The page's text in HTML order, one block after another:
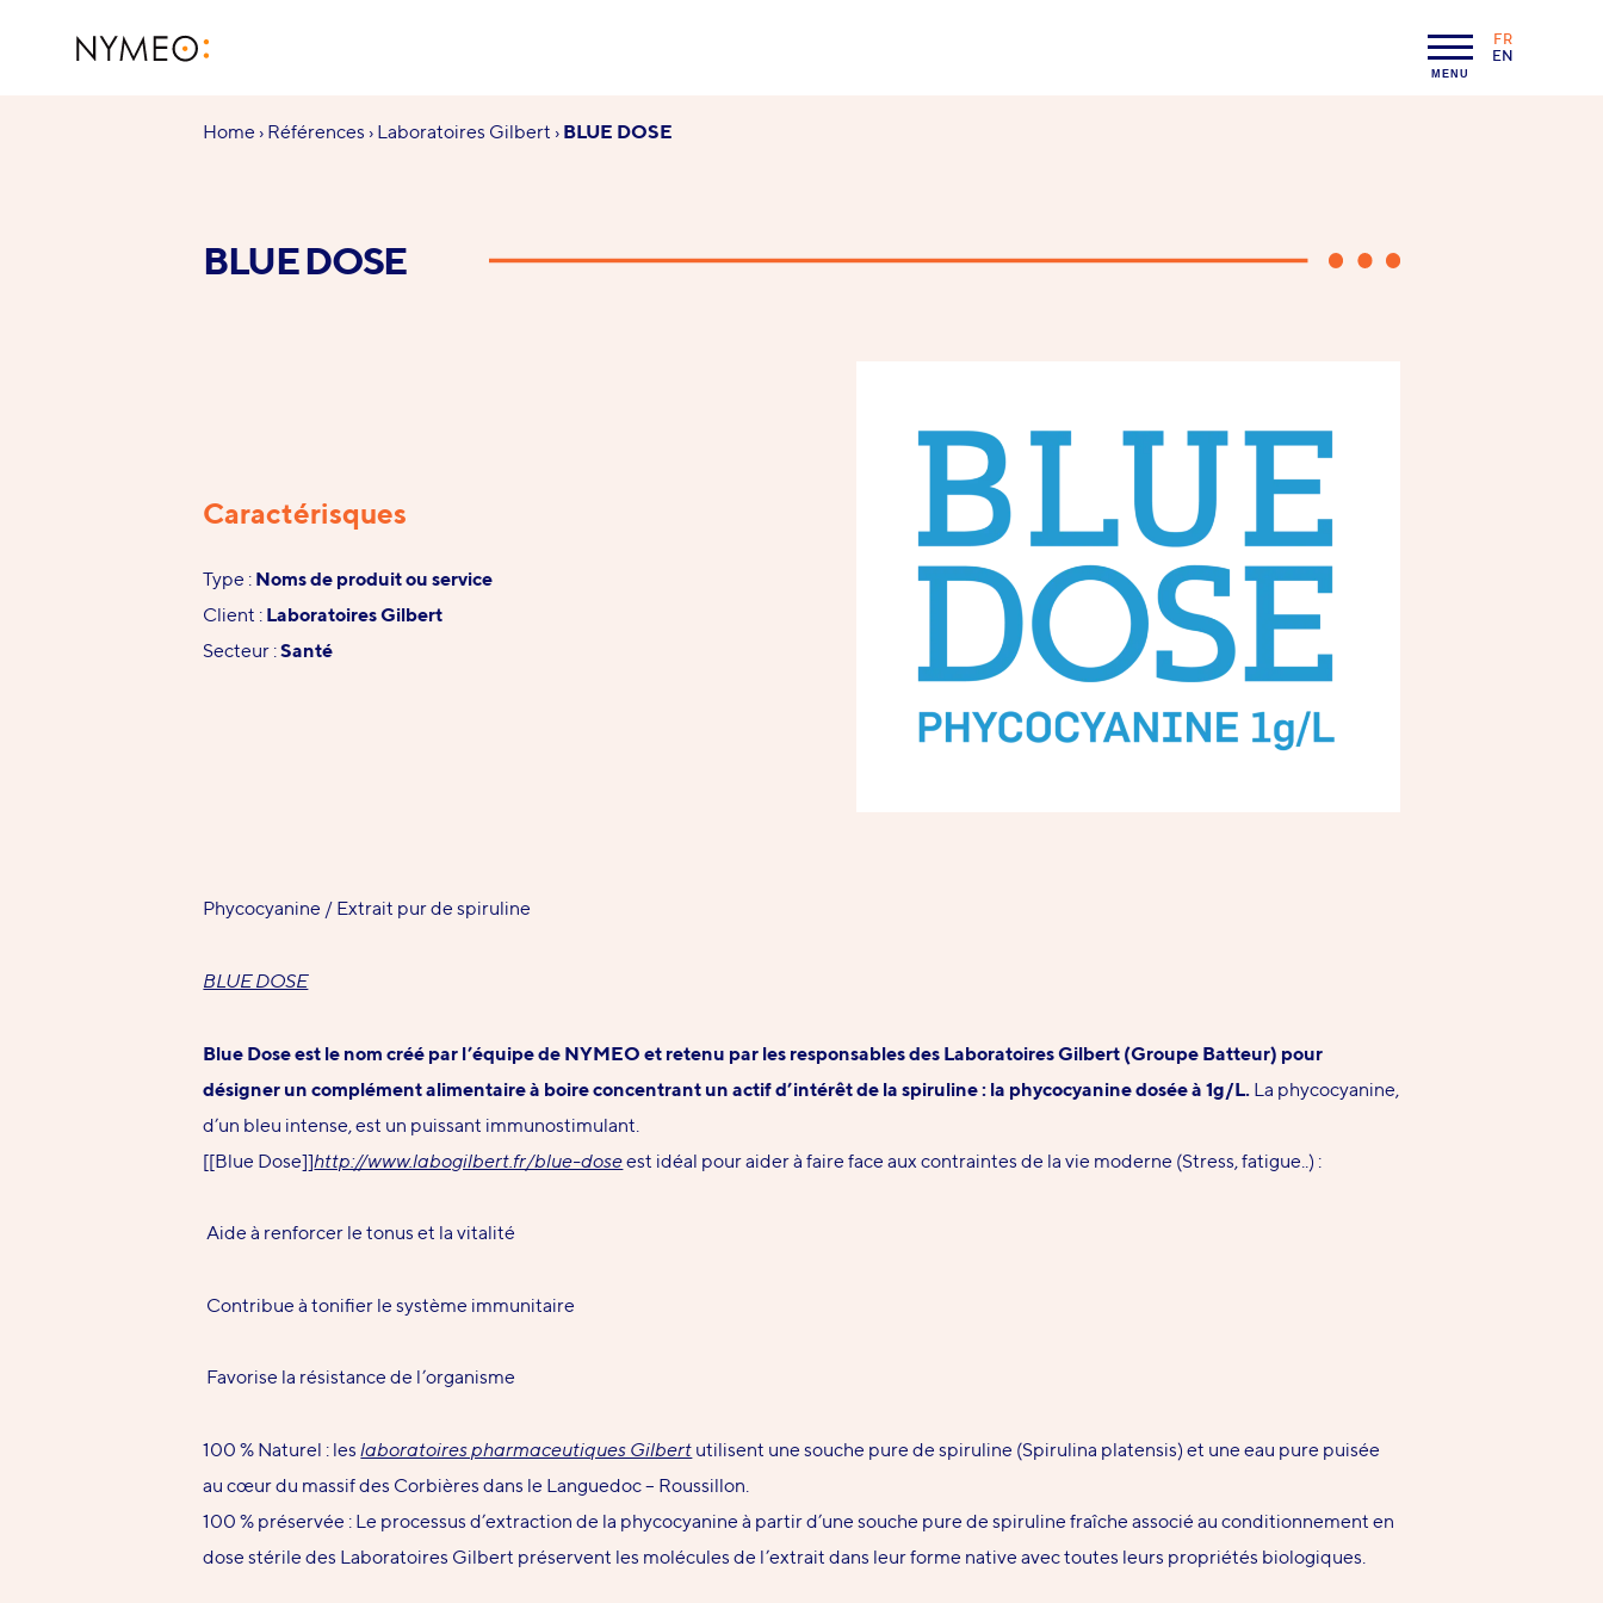
MENU
LANGAGE :
FR
EN
Vous
Home › Références › Laboratoires Gilbert › BLUE DOSE
BLUE DOSE
Caractérisques
Type : Noms de produit ou service
Client : Laboratoires Gilbert
Secteur :Santé
Phycocyanine / Extrait pur de spiruline
BLUE DOSE
Blue Dose est le nom créé par l’équipe de NYMEO et retenu par les responsables des Laboratoires Gilbert (Groupe Batteur) pour
désigner un complément alimentaire à boire concentrant un actif d’intérêt de la spiruline : la phycocyanine dosée à 1g/L. La phycocyanine,
d’un bleu intense, est un puissant immunostimulant.
[[Blue Dose]]http://www.labogilbert.fr/blue-doseest idéal pour aider à faire face aux contraintes de la vie moderne (Stress, fatigue..) :
Aide à renforcer le tonus et la vitalité
Contribue à tonifier le système immunitaire
Favorise la résistance de l’organisme
100 % Naturel : leslaboratoires pharmaceutiques Gilbert utilisent une souche pure de spiruline (Spirulina platensis) et une eau pure puisée
au cœur du massif des Corbières dans le Languedoc – Roussillon.
100 % préservée : Le processus d’extraction de la phycocyanine à partir d’une souche pure de spiruline fraîche associé au conditionnement en
dose stérile des Laboratoires Gilbert préservent les molécules de l’extrait dans leur forme native avec toutes leurs propriétés biologiques.